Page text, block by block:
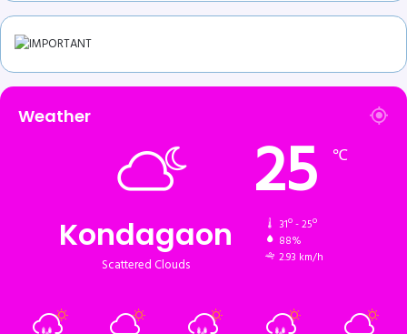
Weather
Kondagaon
Scattered Clouds
25 ℃
31º - 25º
88%
2.93 km/h